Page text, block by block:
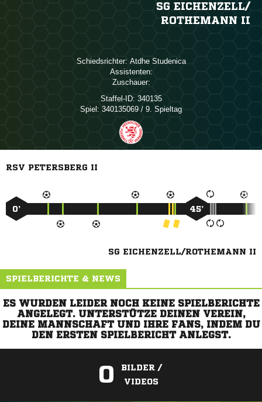
SG EICHENZELL/​
ROTHEMANN II
Schiedsrichter:  
Assistenten:
Zuschauer:
Staffel-ID: 340135
Spiel: 340135069 / 9. Spieltag
RSV PETERSBERG II
0’ 45’
SG EICHENZELL/ROTHEMANN II
SPIELBERICHTE & NEWS
ES WURDEN LEIDER NOCH KEINE SPIELBERICHTE
ANGELEGT. UNTERSTÜTZE DEINEN VEREIN,
DEINE MANNSCHAFT UND IHRE FANS, INDEM DU
DEN ERSTEN SPIELBERICHT ANLEGST.
0
BILDER /
VIDEOS